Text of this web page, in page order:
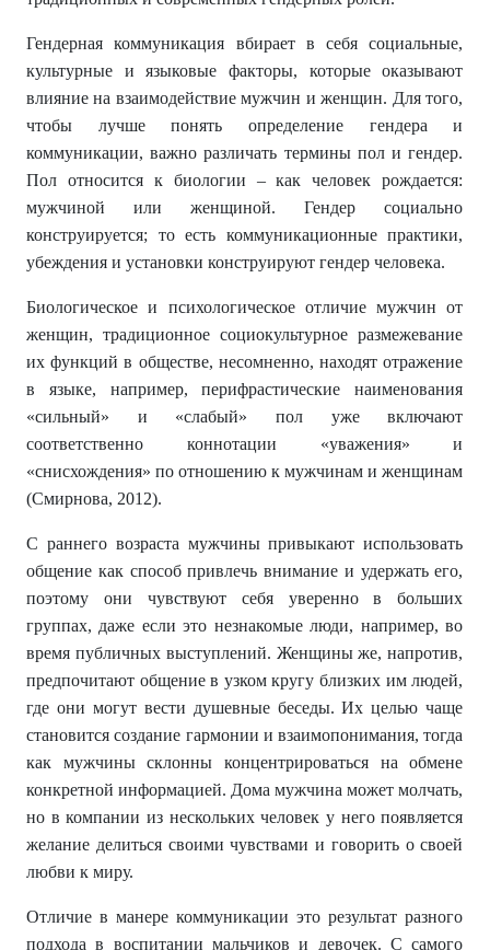
Гендерная коммуникация вбирает в себя социальные,
культурные и языковые факторы, которые оказывают
влияние на взаимодействие мужчин и женщин. Для того,
чтобы лучше понять определение гендера и
коммуникации, важно различать термины пол и гендер.
Пол относится к биологии – как человек рождается:
мужчиной или женщиной. Гендер социально
конструируется; то есть коммуникационные практики,
убеждения и установки конструируют гендер человека.
Биологическое и психологическое отличие мужчин от
женщин, традиционное социокультурное размежевание
их функций в обществе, несомненно, находят отражение
в языке, например, перифрастические наименования
«сильный» и «слабый» пол уже включают
соответственно коннотации «уважения» и
«снисхождения» по отношению к мужчинам и женщинам
(Смирнова, 2012).
С раннего возраста мужчины привыкают использовать
общение как способ привлечь внимание и удержать его,
поэтому они чувствуют себя уверенно в больших
группах, даже если это незнакомые люди, например, во
время публичных выступлений. Женщины же, напротив,
предпочитают общение в узком кругу близких им людей,
где они могут вести душевные беседы. Их целью чаще
становится создание гармонии и взаимопонимания, тогда
как мужчины склонны концентрироваться на обмене
конкретной информацией. Дома мужчина может молчать,
но в компании из нескольких человек у него появляется
желание делиться своими чувствами и говорить о своей
любви к миру.
Отличие в манере коммуникации это результат разного
подхода в воспитании мальчиков и девочек. С самого